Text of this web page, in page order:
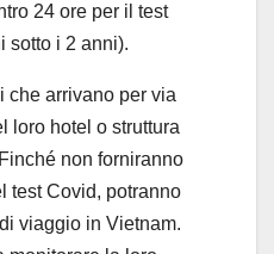
24 ore per il test
sotto i 2 anni).
che arrivano per via
loro hotel o struttura
non forniranno
test Covid, potranno
viaggio in Vietnam.